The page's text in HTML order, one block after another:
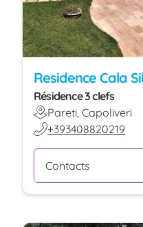
Residence Cala
Résidence 3 clefs
Pareti, Capoliveri
+393408820219
Contacts